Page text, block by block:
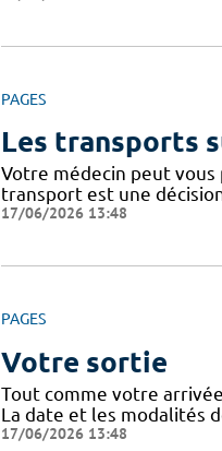
PAGES
Les transports
Votre médecin peut vous
transport est une
17/06/2026 13:48
PAGES
Votre sortie
Tout comme votre
La date et les modalités
17/06/2026 13:48